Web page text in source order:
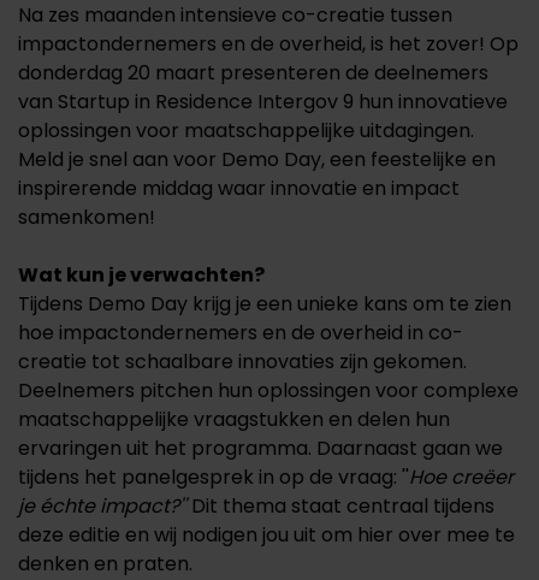
Na zes maanden intensieve co-creatie tussen
impactondernemers en de overheid, is het zover! Op
donderdag 20 maart presenteren de deelnemers
van Startup in Residence Intergov 9 hun innovatieve
oplossingen voor maatschappelijke uitdagingen.
Meld je snel aan voor Demo Day, een feestelijke en
inspirerende middag waar innovatie en impact
samenkomen!
Wat kun je verwachten?
Tijdens Demo Day krijg je een unieke kans om te zien
hoe impactondernemers en de overheid in co-
creatie tot schaalbare innovaties zijn gekomen.
Deelnemers pitchen hun oplossingen voor complexe
maatschappelijke vraagstukken en delen hun
ervaringen uit het programma. Daarnaast gaan we
tijdens het panelgesprek in op de vraag: ''Hoe creëer
je échte impact?''Dit thema staat centraal tijdens
deze editie en wij nodigen jou uit om hier over mee te
denken en praten.